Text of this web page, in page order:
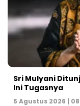
Sri Mulyani
Ini Tugasnya
5 Agustus 2026 |